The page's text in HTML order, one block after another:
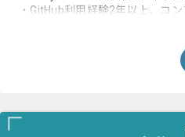
・GitHub利用経験2年以上、コ